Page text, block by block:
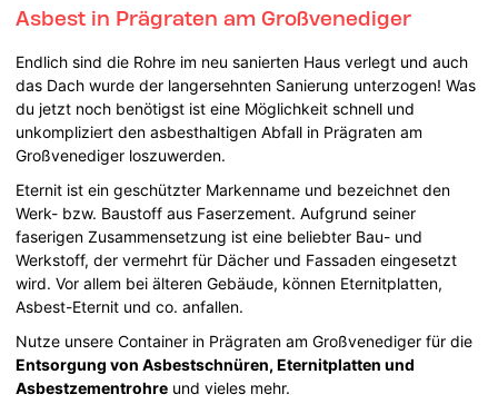
Asbest in Prägraten am Großvenediger
Endlich sind die Rohre im neu sanierten Haus verlegt und auch
das Dach wurde der langersehnten Sanierung unterzogen! Was
du jetzt noch benötigst ist eine Möglichkeit schnell und
unkompliziert den asbesthaltigen Abfall in Prägraten am
Großvenediger loszuwerden.
Eternit ist ein geschützter Markenname und bezeichnet den
Werk- bzw. Baustoff aus Faserzement. Aufgrund seiner
faserigen Zusammensetzung ist eine beliebter Bau- und
Werkstoff, der vermehrt für Dächer und Fassaden eingesetzt
wird. Vor allem bei älteren Gebäude, können Eternitplatten,
Asbest-Eternit und co. anfallen.
Nutze unsere Container in Prägraten am Großvenediger für die
Entsorgung von Asbestschnüren, Eternitplatten und
Asbestzementrohre und vieles mehr.